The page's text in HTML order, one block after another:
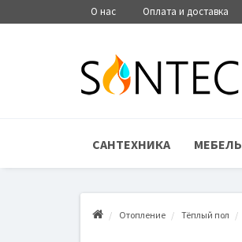
О нас Оплата и доставка
САНТЕХНИКА МЕБЕЛЬ
Отопление Тёплый пол